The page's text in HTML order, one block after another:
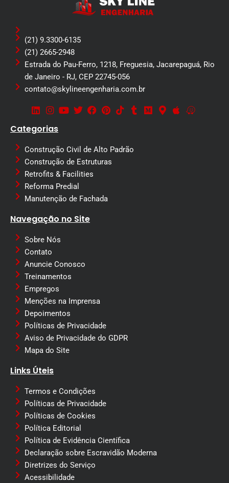
(21) 9.3300-6135
(21) 2665-2948
Estrada do Pau-Ferro, 1218, Freguesia, Jacarepaguá, Rio
de Janeiro - RJ, CEP 22745-056
contato@skylineengenharia.com.br
Categorias
Construção Civil de Alto Padrão
Construção de Estruturas
Retrofits & Facilities
Reforma Predial
Manutenção de Fachada
Navegação no Site
Sobre Nós
Contato
Anuncie Conosco
Treinamentos
Empregos
Menções na Imprensa
Depoimentos
Políticas de Privacidade
Aviso de Privacidade do GDPR
Mapa do Site
Links Úteis
Termos e Condições
Políticas de Privacidade
Políticas de Cookies
Política Editorial
Política de Evidência Científica
Declaração sobre Escravidão Moderna
Diretrizes do Serviço
Acessibilidade